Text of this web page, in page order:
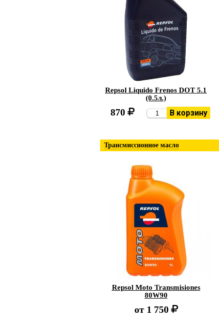
Repsol Liquido Frenos DOT 5.1
(0.5л.)
870 В корзину
Трансмиссионное масло
Repsol Moto Transmisiones
80W90
от 1 750